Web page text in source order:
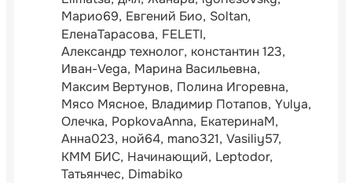
Марио69 Евгений Био Soltan
ЕленаТарасова FELETI
Александр технолог константин 123
Иван-Vega Марина Васильевна
Максим Вертунов Полина Игоревна
Мясо Мясное Владимир Потапов Yulya
Олечка PopkovaAnna ЕкатеринаМ
Анна023 ной64 mano321 Vasiliy57
КММ БИС Начинающий Leptodor
Татьянчес Dimabiko